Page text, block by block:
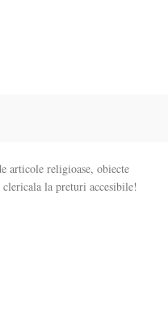
articole religioase, obiecte
la preturi accesibile!